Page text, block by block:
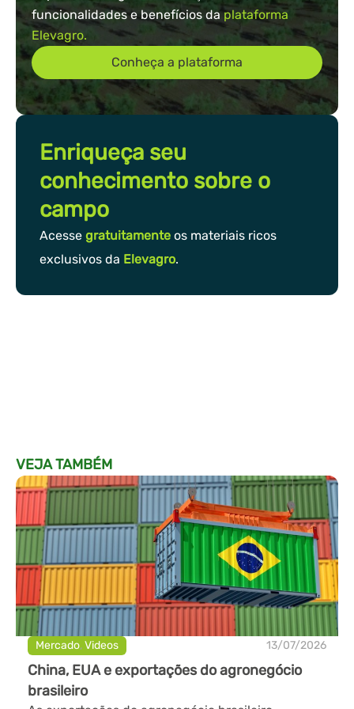
funcionalidades e benefícios daplataforma
Elevagro.
Conheça a plataforma
Enriqueça seu
conhecimento sobre o
campo
Acesse gratuitamente os materiais ricos
exclusivos da Elevagro.
VEJA TAMBÉM
Mercado,Videos 13/07/2026
China, EUA e exportações do agronegócio
brasileiro